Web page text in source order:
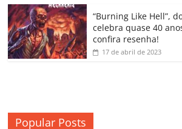
o
m
“Burning Like Hell”,
celebra quase 40
confira resenha!
17 de abril de 2023
Popular Posts